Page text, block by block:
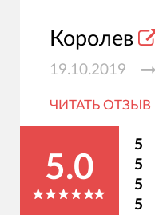
Королев
19.10.2019
ЧИТАТЬ ОТЗЫВ
5.0
5
5
5
5